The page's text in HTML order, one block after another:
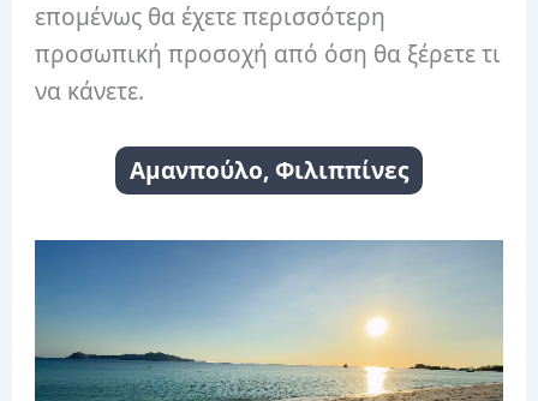
επομένως θα έχετε περισσότερη
προσωπική προσοχή από όση θα ξέρετε τι
να κάνετε.
Αμανπούλο, Φιλιππίνες